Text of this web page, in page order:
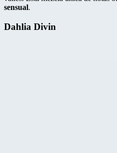
sensual.
Dahlia Divin